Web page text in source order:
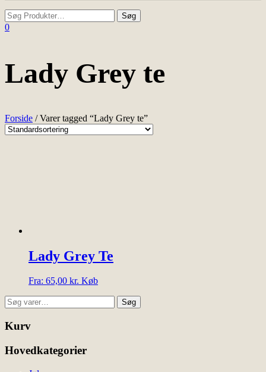
0
Lady Grey te
Forside / Varer tagged “Lady Grey te”
Lady Grey Te
Fra: 65,00 kr. KøbDette
Søg
efter:
Søg
Kurv
Hovedkategorier